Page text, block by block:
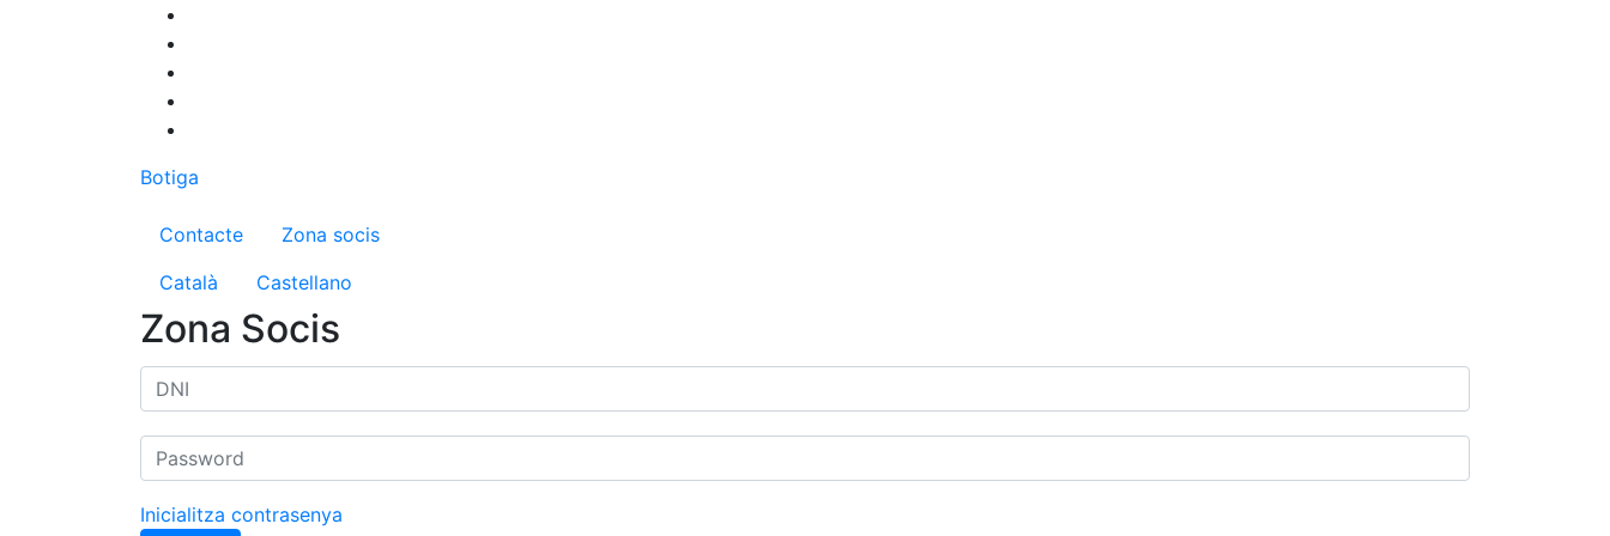
Botiga
Menú del compte d'usuari
Contacte
Zona socis
Català
Castellano
Zona Socis
Inicialitza contrasenya